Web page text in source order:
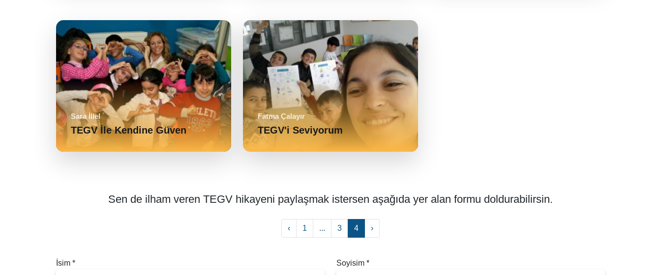
Sara İllel
TEGV İle Kendine Güven
Fatma Çalayır
TEGV'i Seviyorum
Sen de ilham veren TEGV hikayeni paylaşmak istersen aşağıda yer alan formu doldurabilirsin.
‹ 1 ... 3 4 ›
İsim * Soyisim *